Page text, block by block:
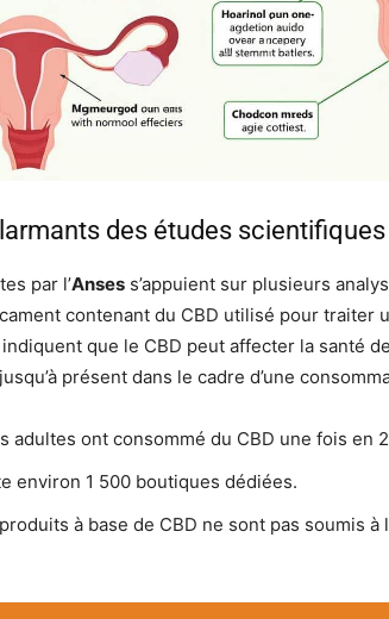
des études scientifiques
par l’Anses s’appuient sur plusieurs
contenant du CBD utilisé pour traiter
indiquent que le CBD peut affecter la santé
présent dans le cadre d’une
adultes ont consommé du CBD une fois en
environ 1 500 boutiques dédiées.
à base de CBD ne sont pas soumis